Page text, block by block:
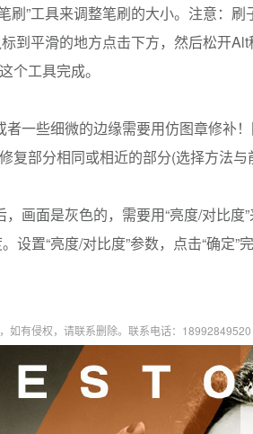
刷”工具来调整笔刷的大小。注意：
到平滑的地方点击下方，然后松开
个工具完成。
者一些细微的边缘需要用仿图章修补
复部分相同或相近的部分(选择方法与
，画面是灰色的，需要用“亮度/对比
设置“亮度/对比度”参数，点击“确定”完
如有侵权，请联系删除。联系电话：18992849520